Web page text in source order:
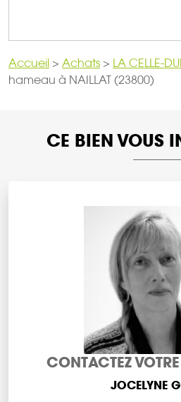
Accueil > Achats > LA CELLE-
hameau à NAILLAT (23800)
CE BIEN VOUS
CONTACTEZ
JOCELYNE